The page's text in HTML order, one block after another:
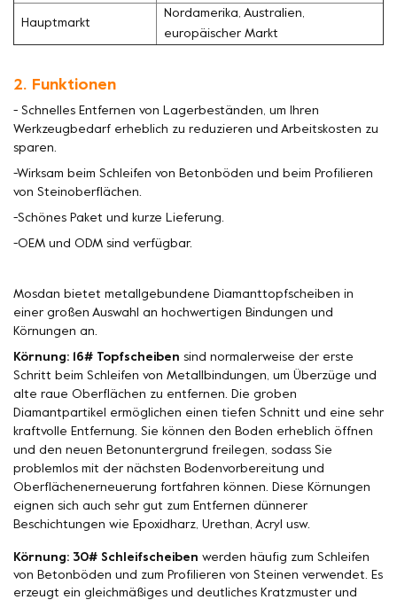
Hauptmarkt
Nordamerika, Australien,
europäischer Markt
2. Funktionen
- Schnelles Entfernen von Lagerbeständen, um Ihren
Werkzeugbedarf erheblich zu reduzieren und Arbeitskosten zu
sparen.
-Wirksam beim Schleifen von Betonböden und beim Profilieren
von Steinoberflächen.
-Schönes Paket und kurze Lieferung.
-OEM und ODM sind verfügbar.
Mosdan bietet metallgebundene Diamanttopfscheiben in
einer großen Auswahl an hochwertigen Bindungen und
Körnungen an.
Körnung: 16# Topfscheiben sind normalerweise der erste
Schritt beim Schleifen von Metallbindungen, um Überzüge und
alte raue Oberflächen zu entfernen. Die groben
Diamantpartikel ermöglichen einen tiefen Schnitt und eine sehr
kraftvolle Entfernung. Sie können den Boden erheblich öffnen
und den neuen Betonuntergrund freilegen, sodass Sie
problemlos mit der nächsten Bodenvorbereitung und
Oberflächenerneuerung fortfahren können. Diese Körnungen
eignen sich auch sehr gut zum Entfernen dünnerer
Beschichtungen wie Epoxidharz, Urethan, Acryl usw.
Körnung: 30# Schleifscheiben werden häufig zum Schleifen
von Betonböden und zum Profilieren von Steinen verwendet. Es
erzeugt ein gleichmäßiges und deutliches Kratzmuster und